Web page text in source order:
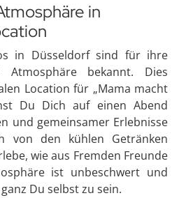
in
in Düsseldorf sind für ihre
Atmosphäre bekannt. Dies
Location für „Mama macht
Du Dich auf einen Abend
und gemeinsamer Erlebnisse
von den kühlen Getränken
wie aus Fremden Freunde
ist unbeschwert und
Du selbst zu sein.